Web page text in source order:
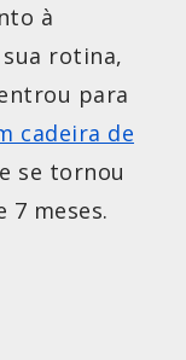
à
rotina,
para
cadeira de
se tornou
7 meses.